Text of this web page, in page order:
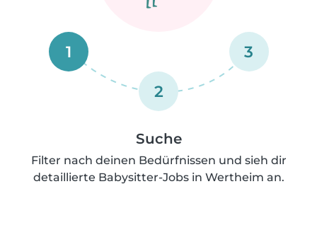
1
2
3
Suche
Filter nach deinen Bedürfnissen und sieh dir
detaillierte Babysitter-Jobs in Wertheim an.